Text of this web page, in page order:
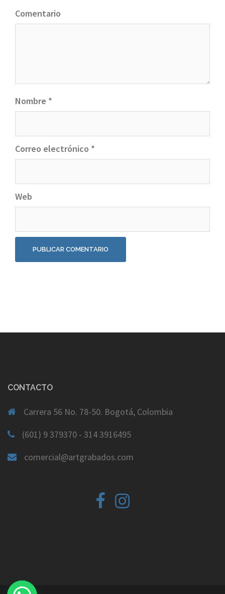
Comentario
Nombre *
Correo electrónico *
Web
CONTACTO
Carrera 56 No. 78-50. Bogotá, Colombia
(601) 9 379370 - 314 3916495
comercial@artgrabados.com
Yelp
Facebook